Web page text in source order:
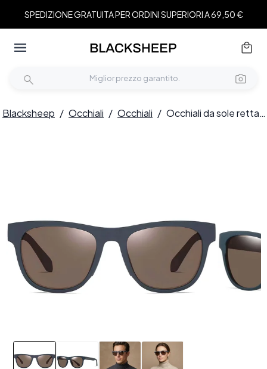
SPEDIZIONE GRATUITA PER ORDINI SUPERIORI A 69,50 €
Blacksheep / Occhiali / Occhiali / Occhiali da sole rettangolari verdi in TR90 #BS0205-0014